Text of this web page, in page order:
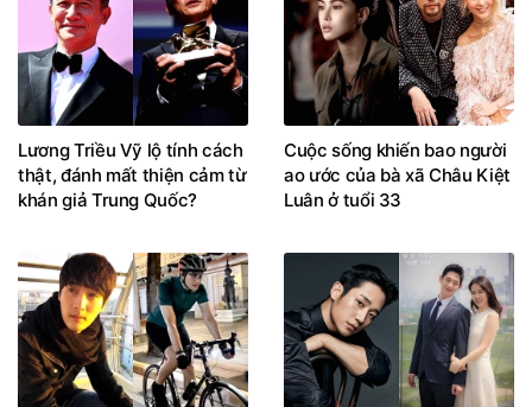
Lương Triều Vỹ lộ tính cách
thật, đánh mất thiện cảm từ
khán giả Trung Quốc?
Cuộc sống khiến bao người
ao ước của bà xã Châu Kiệt
Luân ở tuổi 33